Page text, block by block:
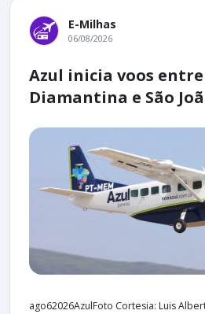
E-Milhas
06/08/2026
Azul inicia voos
Diamantina e São
ago62026AzulFoto Cortesia: Luis